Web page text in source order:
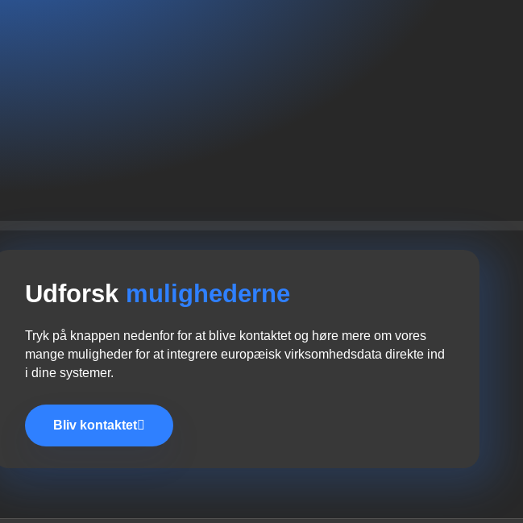
Udforsk mulighederne
Tryk på knappen nedenfor for at blive kontaktet og høre mere om vores
mange muligheder for at integrere europæisk virksomhedsdata direkte ind
i dine systemer.
Bliv kontaktet